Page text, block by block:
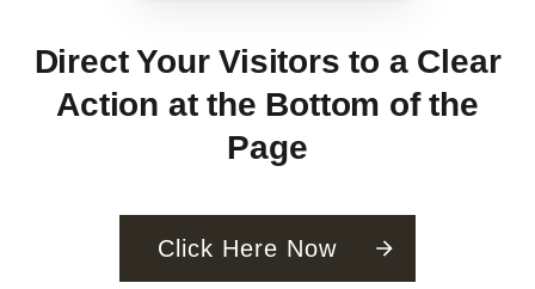
Direct Your Visitors to a Clear
Action at the Bottom of the
Page
Click Here Now